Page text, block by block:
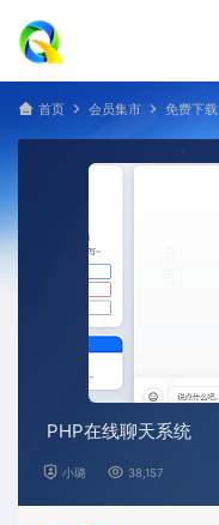
首页 会员集市 免费下载
PHP在线聊天系统
小璐 38,157